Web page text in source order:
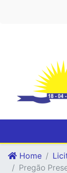
Home
Pregão